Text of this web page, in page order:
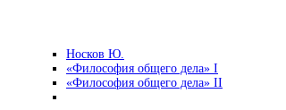
Носков Ю.
«Философия общего дела» I
«Философия общего дела» II